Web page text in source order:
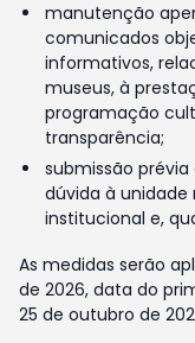
manutenção
comunicados
informativos,
museus, à
programação
transparência;
submissão
dúvida à
institucional e,
As medidas serão
de 2026, data do
25 de outubro de